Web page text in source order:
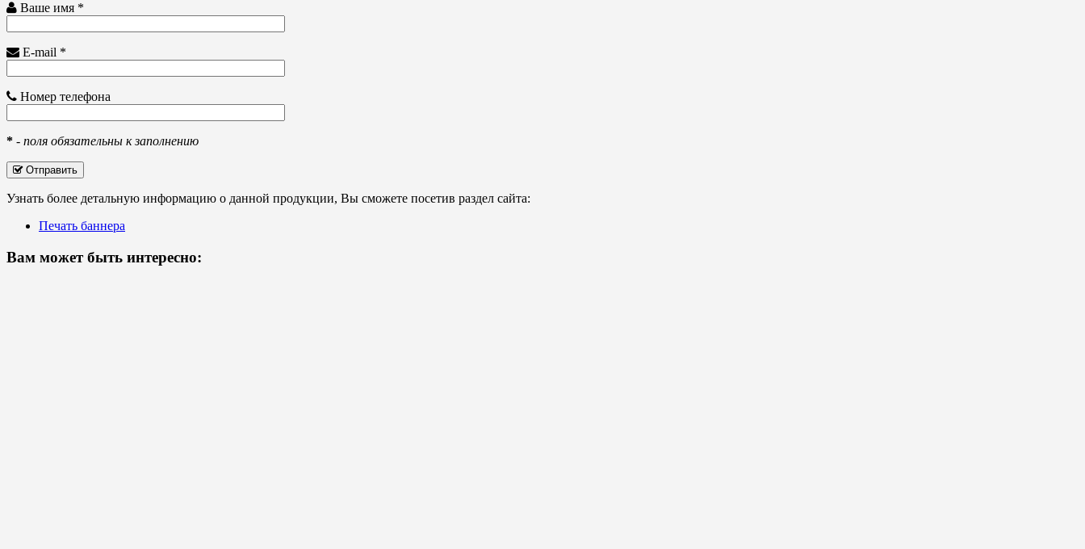
Ваше имя *
E-mail *
Номер телефона
* - поля обязательны к заполнению
Отправить
Узнать более детальную информацию о данной продукции, Вы сможете посетив раздел сайта:
Печать баннера
Вам может быть интересно: